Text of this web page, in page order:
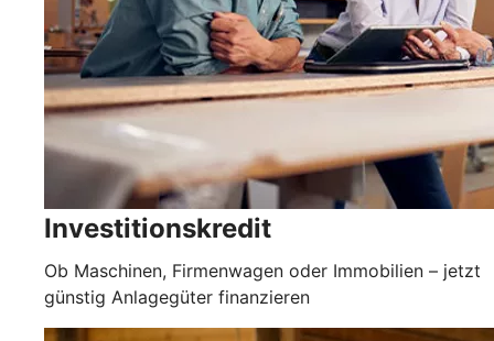
Investitionskredit
Ob Maschinen, Firmenwagen oder Immobilien – jetzt
günstig Anlagegüter finanzieren